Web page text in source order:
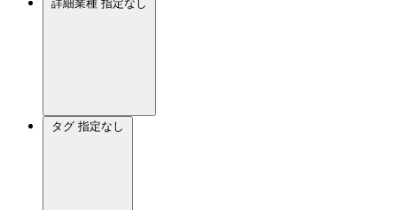
詳細業種 指定なし
タグ 指定なし